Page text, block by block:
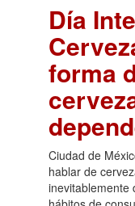
Día
forma
Ciudad de
hablar de
inevitablemente